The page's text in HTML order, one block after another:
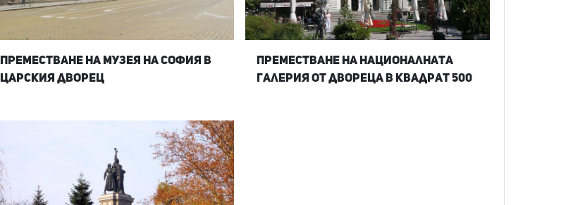
Преместване на Музея на София в
Царския дворец
Преместване на Националната
галерия от Двореца в Квадрат 500